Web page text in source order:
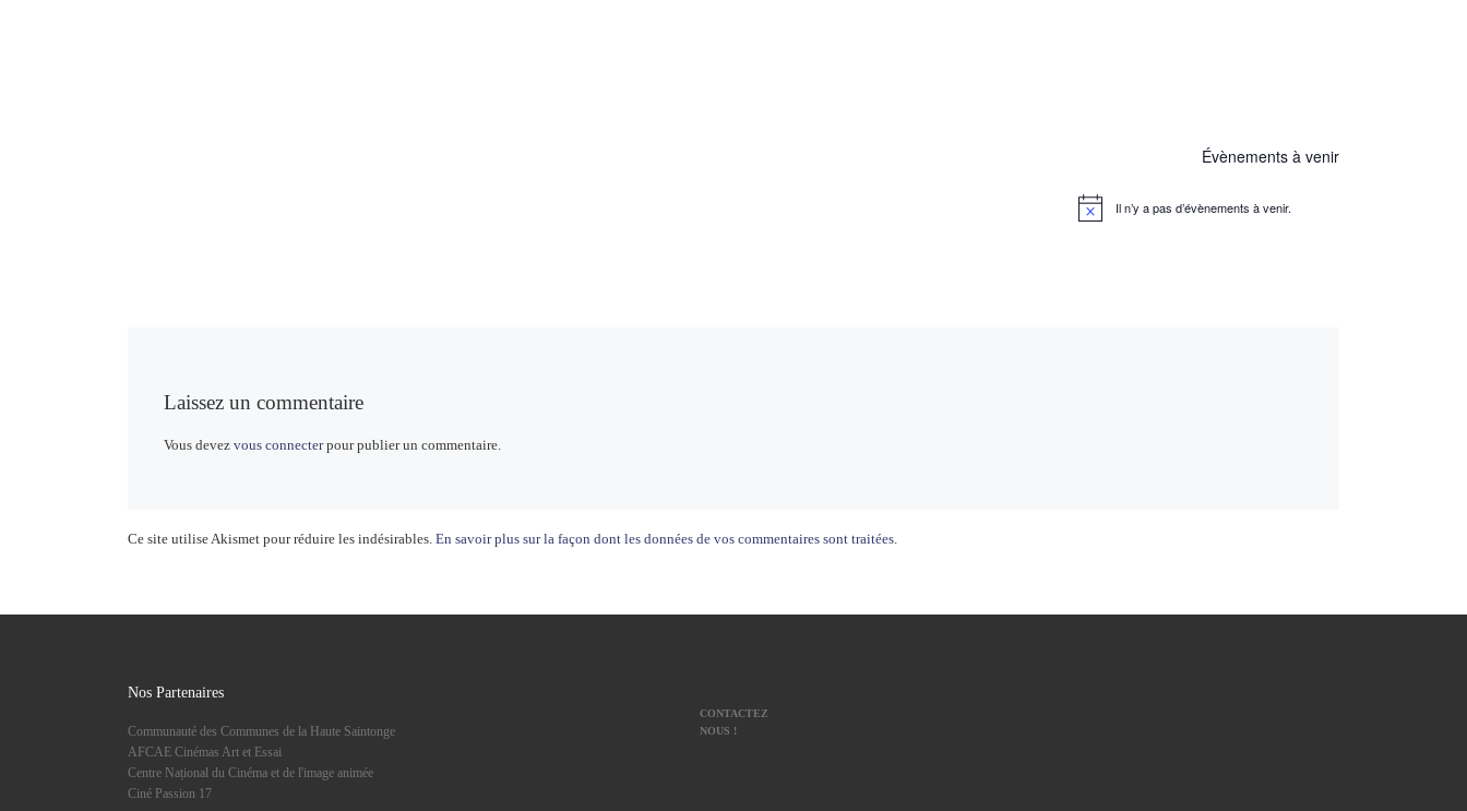
Laissez un commentaire
Vous devez vous connecterpour publier un commentaire.
Ce site utilise Akismet pour réduire les indésirables. En savoir plus sur la façon dont les données de vos commentaires sont traitées.
Évènements à venir
N
Il n’y a pas d’évènements à venir.
Nos Partenaires
Communauté des Communes de la Haute Saintonge
AFCAE Cinémas Art et Essai
Centre Național du Cinéma et de l'image animée
Ciné Passion 17
CONTACTEZ
NOUS !